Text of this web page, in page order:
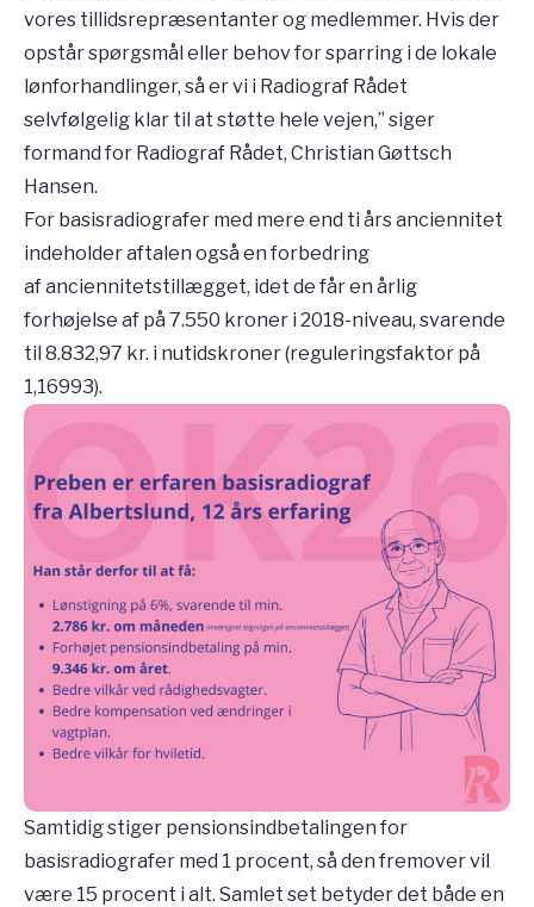
vores tillidsrepræsentanter og medlemmer. Hvis der
opstår spørgsmål eller behov for sparring i de lokale
lønforhandlinger, så er vi i Radiograf Rådet
selvfølgelig klar til at støtte hele vejen,” siger
formand for Radiograf Rådet, Christian Gøttsch
Hansen.
For basisradiografer med mere end ti års anciennitet
indeholder aftalen også en forbedring
af anciennitetstillægget, idet de får en årlig
forhøjelse af på 7.550 kroner i 2018-niveau, svarende
til 8.832,97 kr. i nutidskroner (reguleringsfaktor på
1,16993).
Samtidig stiger pensionsindbetalingen for
basisradiografer med 1 procent, så den fremover vil
være 15 procent i alt. Samlet set betyder det både en